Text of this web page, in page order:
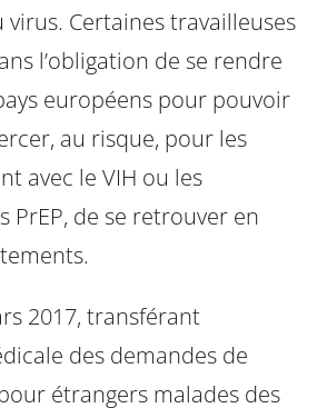
virus. Certaines travailleuses
l’obligation de se rendre
européens pour pouvoir
au risque, pour les
avec le VIH ou les
PrEP, de se retrouver en
2017, transférant
des demandes de
étrangers malades des